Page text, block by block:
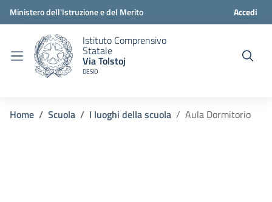
Ministero dell'Istruzione e del Merito Accedi
Istituto Comprensivo
Statale
Via Tolstoj
DESIO
Home Scuola I luoghi della scuola Aula Dormitorio